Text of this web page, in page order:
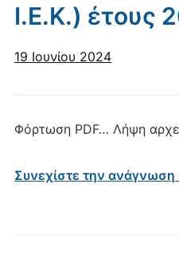
Ι.Ε.Κ.) έτους
19 Ιουνίου 2024
Φόρτωση PDF… Λήψη
Συνεχίστε την